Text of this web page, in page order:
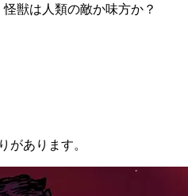
獣は人類の敵か味方か？
があります。